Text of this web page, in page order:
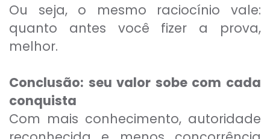
Ou seja, o mesmo raciocínio vale:
quanto antes você fizer a prova,
melhor.
Conclusão: seu valor sobe com cada
conquista
Com mais conhecimento, autoridade